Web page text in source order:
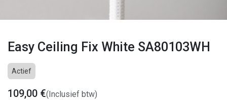
Easy Ceiling Fix White SA80103WH
Actief
109,00 €(Inclusief btw)